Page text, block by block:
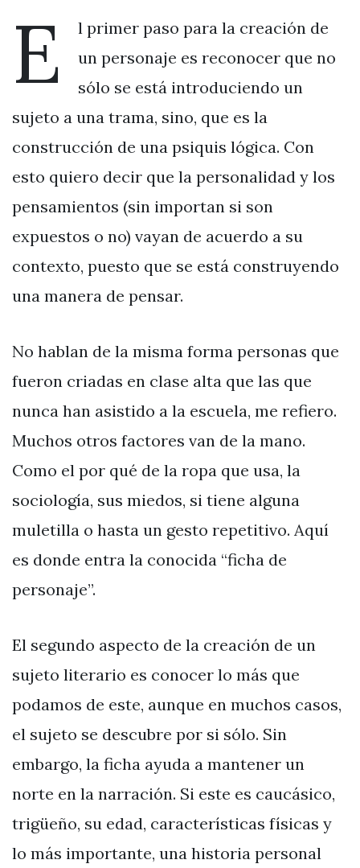
E
l primer paso para la creación de
un personaje es reconocer que no
sólo se está introduciendo un
sujeto a una trama, sino, que es la
construcción de una psiquis lógica. Con
esto quiero decir que la personalidad y los
pensamientos (sin importan si son
expuestos o no) vayan de acuerdo a su
contexto, puesto que se está construyendo
una manera de pensar.
No hablan de la misma forma personas que
fueron criadas en clase alta que las que
nunca han asistido a la escuela, me refiero.
Muchos otros factores van de la mano.
Como el por qué de la ropa que usa, la
sociología, sus miedos, si tiene alguna
muletilla o hasta un gesto repetitivo. Aquí
es donde entra la conocida “ficha de
personaje”.
El segundo aspecto de la creación de un
sujeto literario es conocer lo más que
podamos de este, aunque en muchos casos,
el sujeto se descubre por si sólo. Sin
embargo, la ficha ayuda a mantener un
norte en la narración. Si este es caucásico,
trigüeño, su edad, características físicas y
lo más importante, una historia personal